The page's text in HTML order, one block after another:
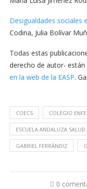
Desigualdades sociales
Codina, Julia Bolívar
Todas estas
derecho de autor- están
en la web de la EASP.
COECS COLEGIO
ESCUELA ANDALUZA
GABRIEL FERRÁNDIZ
0